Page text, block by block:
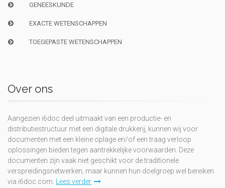
GENEESKUNDE
EXACTE WETENSCHAPPEN
TOEGEPASTE WETENSCHAPPEN
Over ons
Aangezien i6doc deel uitmaakt van een productie- en
distributiestructuur met een digitale drukkerij, kunnen wij voor
documenten met een kleine oplage en/of een traag verloop
oplossingen bieden tegen aantrekkelijke voorwaarden. Deze
documenten zijn vaak niet geschikt voor de traditionele
verspreidingsnetwerken, maar kunnen hun doelgroep wel bereiken
via i6doc.com.
Lees verder